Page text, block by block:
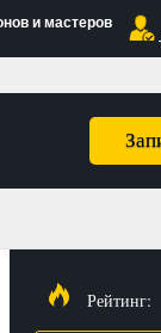
и мастеров
Рейтинг: